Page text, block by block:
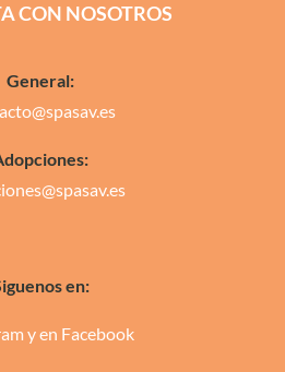
CON NOSOTROS
General:
en:
y en Facebook